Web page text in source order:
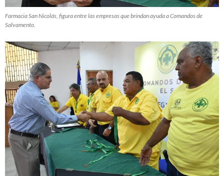
Farmacia San Nicolás, figura entre las empresas que brindan ayuda a Comandos de
Salvamento.